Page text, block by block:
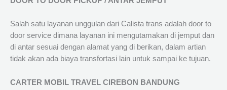
Salah satu layanan unggulan dari Calista trans adalah door to
door service dimana layanan ini mengutamakan di jemput dan
di antar sesuai dengan alamat yang di berikan, dalam artian
tidak akan ada biaya transfortasi lain untuk sampai ke tujuan.
CARTER MOBIL TRAVEL CIREBON BANDUNG